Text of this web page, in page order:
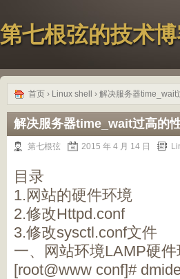
第七根弦的技术
首页 › Linux shell › 解决服务器time_wait
解决服务器time_wait过高的
第七根弦 2015 年 4 月 14 日
目录
1.网站的硬件环境
2.修改Httpd.conf
3.修改sysctl.conf文件
一、网站环境LAMP硬
[root@www conf]#